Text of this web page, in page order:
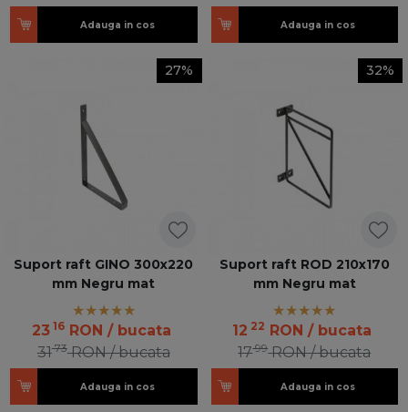
Adauga in cos Adauga in cos
27%
Suport raft GINO 300x220
mm Negru mat
23 16 RON / bucata
3173 RON / bucata
Adauga in cos
32%
Suport raft ROD 210x170
mm Negru mat
12 22 RON / bucata
1799 RON / bucata
Adauga in cos